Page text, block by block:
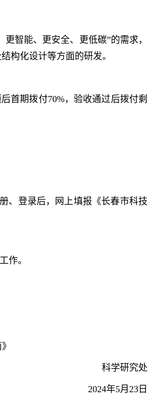
智能、更安全、更低碳”的需求，
构化设计等方面的研发。
首期拨付70%，验收通过后拨付剩
、登录后，网上填报《长春市科技
作。
科学研究处
2024年5月23日